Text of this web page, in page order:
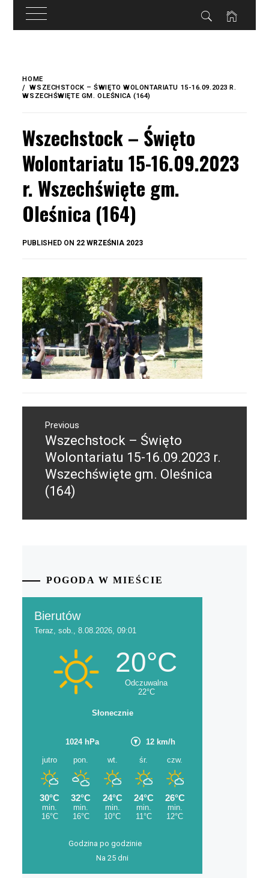
treści
content
HOME
WSZECHSTOCK – ŚWIĘTO WOLONTARIATU 15-16.09.2023 R.
WSZECHŚWIĘTE GM. OLEŚNICA (164)
Wszechstock – Święto
Wolontariatu 15-16.09.2023
r. Wszechświęte gm.
Oleśnica (164)
PUBLISHED ON 22 WRZEŚNIA 2023
wpisuPrevious
Previous
post:
Wszechstock – Święto
Wolontariatu 15-16.09.2023 r.
Wszechświęte gm. Oleśnica
(164)
POGODA W MIEŚCIE
Godzina po godzinie
Na 25 dni